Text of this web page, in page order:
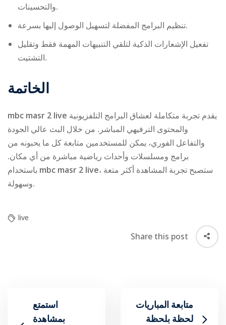
والتحسينات.
تنظيم البرامج المفضلة لتسهيل الوصول إليها بسرعة.
تفعيل الإشعارات الذكية لتلقي التنبيهات المهمة فقط وتقليل
التشتيت.
الخاتمة
mbc masr 2 live
والمحتوى الترفيهي المباشر. من خلال البث عالي الجودة
والتفاعل الفوري، يمكن للمستخدمين متابعة كل ما يحبونه من
برامج ومسلسلات وأحداث رياضية مباشرة من أي مكان.
mbc masr 2 live، ستصبح تجربة المشاهدة أكثر متعة
وسهولة.
live
Share this post
استمتع
بمشاهدة
متابعة المباريات
لحظة بلحظة